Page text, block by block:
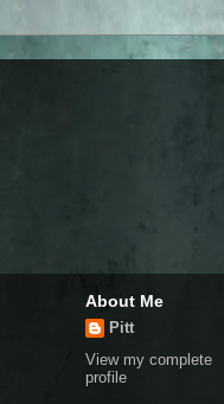
About Me
Pitt
View my complete
profile